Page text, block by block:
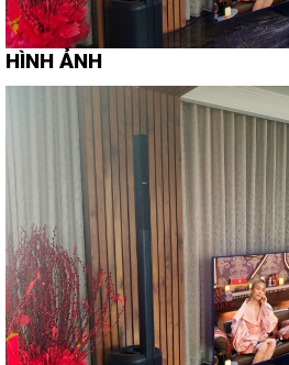
HÌNH ẢNH